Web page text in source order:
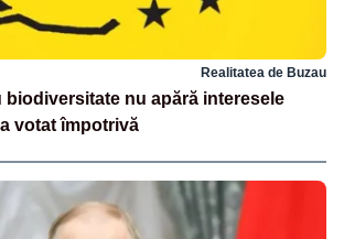
Realitatea de Buzau
biodiversitate nu apără interesele
votat împotrivă